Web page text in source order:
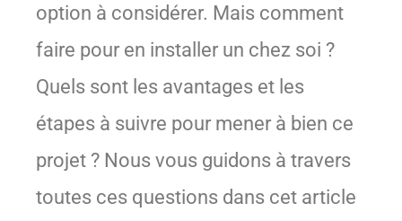
option à considérer. Mais comment
faire pour en installer un chez soi ?
Quels sont les avantages et les
étapes à suivre pour mener à bien ce
projet ? Nous vous guidons à travers
toutes ces questions dans cet article